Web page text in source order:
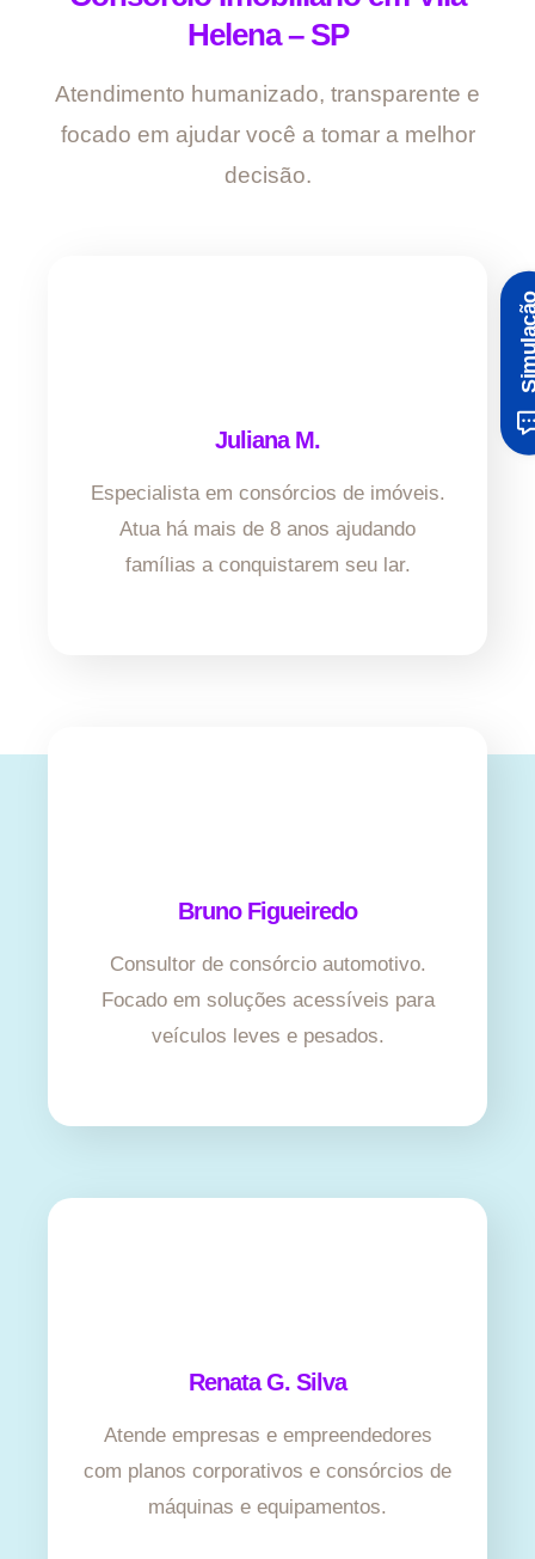
Helena – SP
Atendimento humanizado, transparente e
focado em ajudar você a tomar a melhor
decisão.
Juliana M.
Especialista em consórcios de imóveis.
Atua há mais de 8 anos ajudando
famílias a conquistarem seu lar.
Bruno Figueiredo
Consultor de consórcio automotivo.
Focado em soluções acessíveis para
veículos leves e pesados.
Renata G. Silva
Atende empresas e empreendedores
com planos corporativos e consórcios de
máquinas e equipamentos.